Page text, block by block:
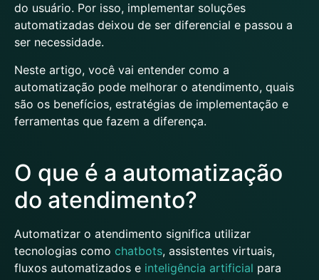
do usuário. Por isso, implementar soluções
automatizadas deixou de ser diferencial e passou a
ser necessidade.
Neste artigo, você vai entender como a
automatização pode melhorar o atendimento, quais
são os benefícios, estratégias de implementação e
ferramentas que fazem a diferença.
O que é a automatização
do atendimento?
Automatizar o atendimento significa utilizar
tecnologias como chatbots, assistentes virtuais,
fluxos automatizados e inteligência artificial para